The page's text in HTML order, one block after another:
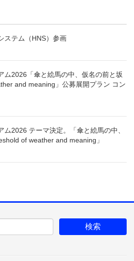
ステム（HNS）参画
ム2026「傘と絵馬の中、仮名の前と坂
and meaning」公募展開プラン コン
2026 テーマ決定。「傘と絵馬の中、
of weather and meaning」